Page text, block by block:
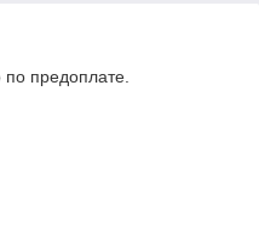
по предоплате.